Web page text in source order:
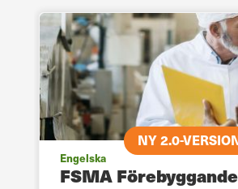
NY 2.0-
Engelska
FSMA Förebyggande